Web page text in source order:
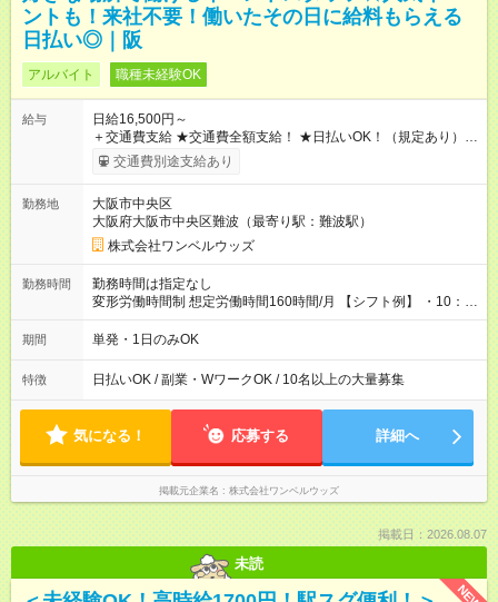
ントも！来社不要！働いたその日に給料もらえる
日払い◎｜阪
アルバイト 職種未経験OK
給与
日給16,500円～
＋交通費支給 ★交通費全額支給！ ★日払いOK！（規定あり） ┗
働いたその日に現金GET♪ お仕事後はコンビニATMから 日払
交通費別途支給あり
勤務地
大阪市中央区
大阪府大阪市中央区難波（最寄り駅：難波駅）
株式会社ワンベルウッズ
勤務時間
勤務時間は指定なし
変形労働時間制 想定労働時間160時間/月 【シフト例】 ・10：
00～20：00
期間 単発・1日のみOK
特徴 日払いOK / 副業・WワークOK / 10名以上の大量募集
気になる！ 応募する 詳細へ
掲載元企業名 株式会社ワンベルウッズ
掲載日：2026.08.07
未読